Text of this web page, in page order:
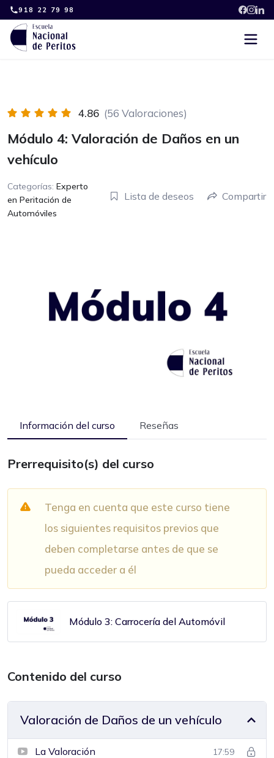
Skip
to
content
918 22 79 98
4.86 (56 Valoraciones)
Módulo 4: Valoración de Daños en un
vehículo
Categorías: Experto
en Peritación de
Automóviles
Lista de deseos Compartir
Información del curso Reseñas
Prerrequisito(s) del curso
Tenga en cuenta que este curso tiene
los siguientes requisitos previos que
deben completarse antes de que se
pueda acceder a él
Módulo 3: Carrocería del Automóvil
Contenido del curso
Valoración de Daños de un vehículo
La Valoración 17:59